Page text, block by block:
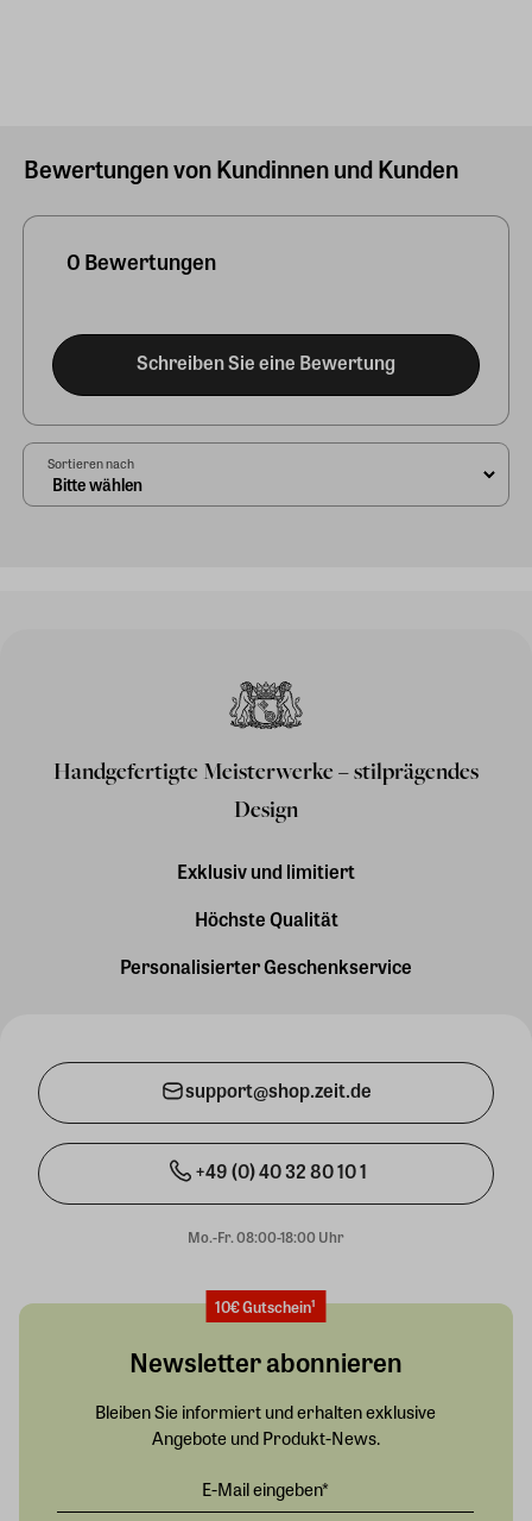
Bewertungen von Kundinnen und Kunden
0 Bewertungen
Schreiben Sie eine Bewertung
Sortieren nach
Handgefertigte Meisterwerke – stilprägendes
Design
Exklusiv und limitiert
Höchste Qualität
Personalisierter Geschenkservice
support@shop.zeit.de
+49 (0) 40 32 80 10 1
Mo.-Fr. 08:00-18:00 Uhr
10€ Gutschein¹
Newsletter abonnieren
Bleiben Sie informiert und erhalten exklusive
Angebote und Produkt-News.